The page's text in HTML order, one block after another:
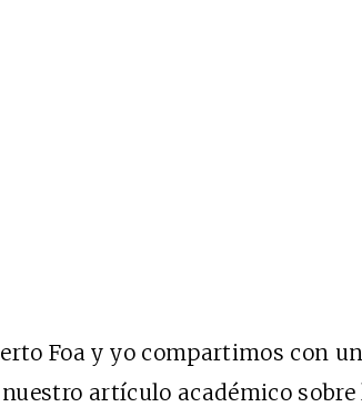
Foa y yo compartimos con
nuestro artículo académico